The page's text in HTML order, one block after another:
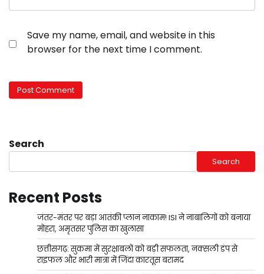
Save my name, email, and website in this
browser for the next time I comment.
Search
Search
Recent Posts
जंतर-मंतर पर बड़ा आतंकी प्लान नाकाम! ISI ने नाबालिगों को बनाया
मोहरा, अमृतसर पुलिस का खुलासा
छत्तीसगढ़: सुकमा में सुरक्षाबलों को बड़ी सफलता, नक्सली डंप से
राइफल और भारी मात्रा में जिंदा कारतूस बरामद